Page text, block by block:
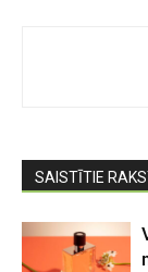
SAISTĪTIE